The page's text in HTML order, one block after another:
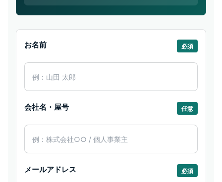
お名前 必須
会社名・屋号 任意
メールアドレス 必須